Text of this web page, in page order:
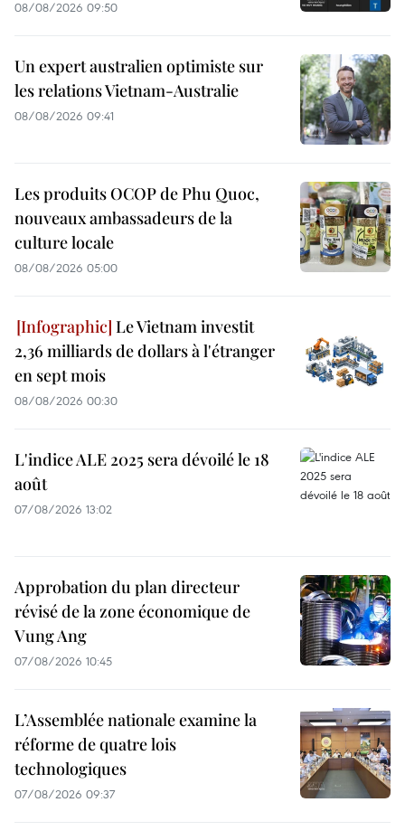
08/08/2026 09:50
Un expert australien optimiste sur
les relations Vietnam-Australie
08/08/2026 09:41
Les produits OCOP de Phu Quoc,
nouveaux ambassadeurs de la
culture locale
08/08/2026 05:00
Le Vietnam investit
2,36 milliards de dollars à l'étranger
en sept mois
08/08/2026 00:30
L'indice ALE 2025 sera dévoilé le 18
août
07/08/2026 13:02
Approbation du plan directeur
révisé de la zone économique de
Vung Ang
07/08/2026 10:45
L’Assemblée nationale examine la
réforme de quatre lois
technologiques
07/08/2026 09:37